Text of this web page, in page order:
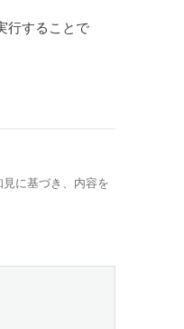
行することで
に基づき、内容を